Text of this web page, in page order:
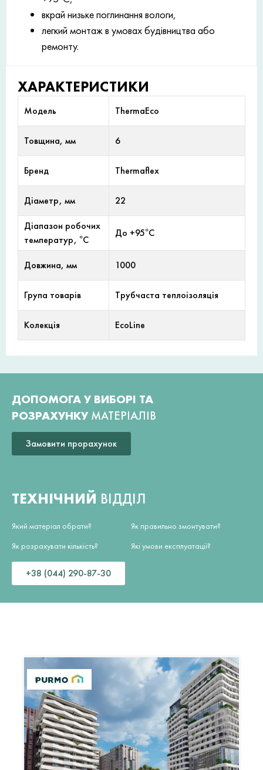
вкрай низьке поглинання вологи,
легкий монтаж в умовах будівництва або
ремонту.
ХАРАКТЕРИСТИКИ
Модель ThermaEco
Товщина, мм 6
Бренд Thermaflex
Діаметр, мм 22
Діапазон робочих
температур, °С
До +95°С
Довжина, мм 1000
Група товарів Трубчаста теплоізоляція
Колекція EcoLine
ДОПОМОГА У ВИБОРІ ТА
РОЗРАХУНКУ МАТЕРІАЛІВ
Замовити прорахунок
ТЕХНІЧНИЙ ВІДДІЛ
Який матеріал обрати?
Як розрахувати кількість?
Як правильно змонтувати?
Які умови експлуатації?
+38 (044) 290-87-30